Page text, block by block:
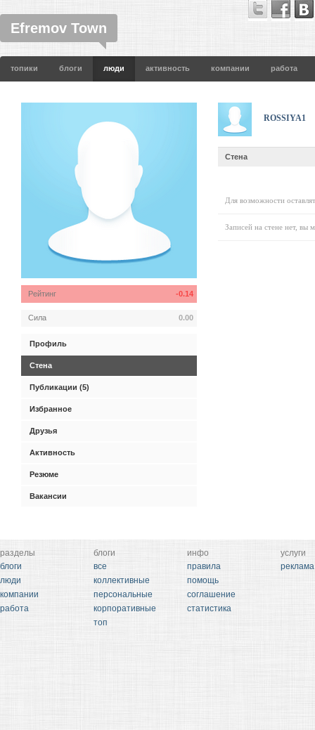
Efremov Town
топики блоги люди активность компании работа
ROSSIYA1
Стена
Для возможности
Записей на стене нет, вы
Рейтинг -0.14
Сила 0.00
Профиль
Стена
Публикации (5)
Избранное
Друзья
Активность
Резюме
Вакансии
разделы
блоги
люди
компании
работа
блоги
все
коллективные
персональные
корпоративные
топ
инфо
правила
помощь
соглашение
статистика
услуги
реклама